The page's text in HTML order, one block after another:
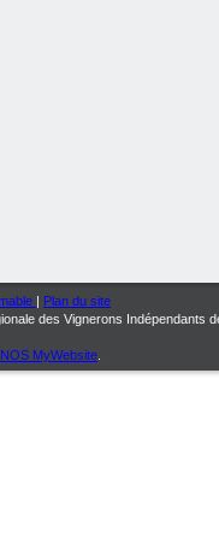
Plan du site
des Vignerons Indépendants
MyWebsite